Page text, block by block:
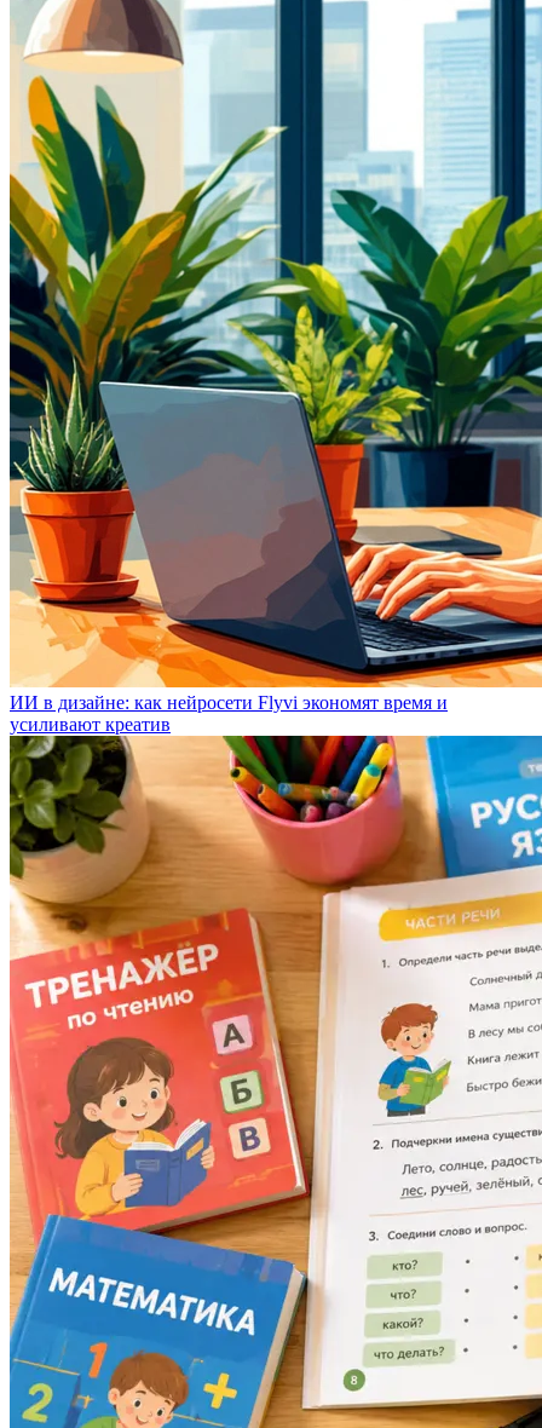
ИИ в дизайне: как нейросети Flyvi экономят время и
усиливают креатив